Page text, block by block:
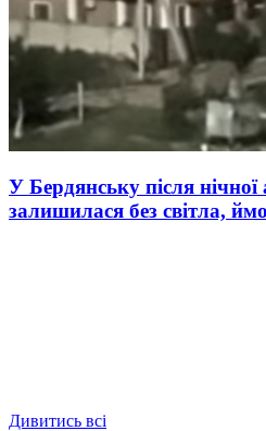
У Бердянську після
залишилася без світла,
Дивитись всі